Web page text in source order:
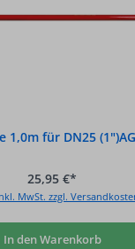
1,0m für DN25
25,95 €*
MwSt. zzgl.
In den Warenkorb